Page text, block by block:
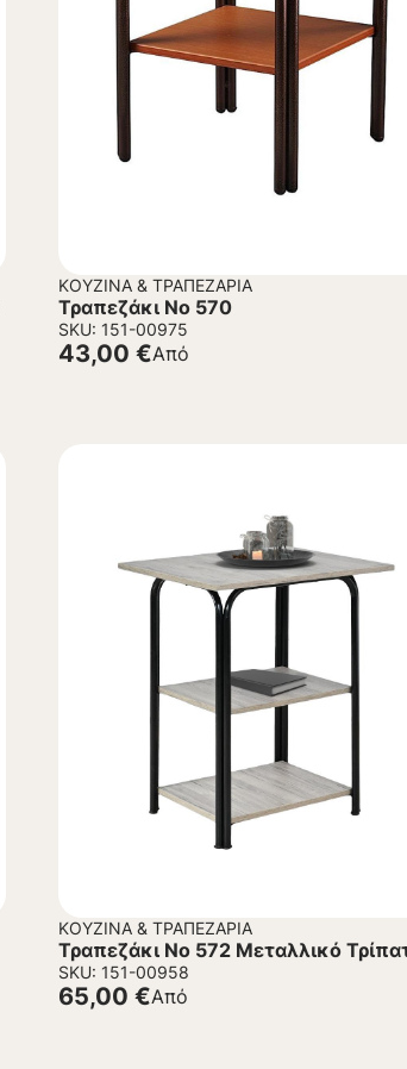
ΚΟΥΖΊΝΑ & ΤΡΑΠΕΖΑΡΊΑ
Τραπεζάκι Νο 570
SKU: 151-00975
Από
43,00 €
ΚΟΥΖΊΝΑ & ΤΡΑΠΕΖΑΡΊΑ
Τραπεζάκι Νο 572 Μεταλλικό
SKU: 151-00958
Από
65,00 €